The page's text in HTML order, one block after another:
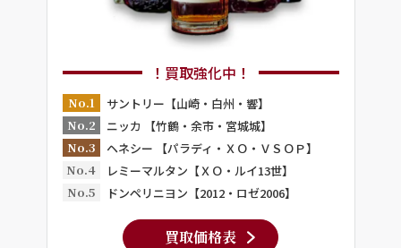
！買取強化中！
No.1
サントリー【山崎・白州・響】
No.2
ニッカ 【竹鶴・余市・宮城城】
No.3
ヘネシー 【パラディ・ＸＯ・ＶＳＯＰ】
No.4
レミーマルタン【ＸＯ・ルイ13世】
No.5
ドンペリニヨン【2012・ロゼ2006】
買取価格表